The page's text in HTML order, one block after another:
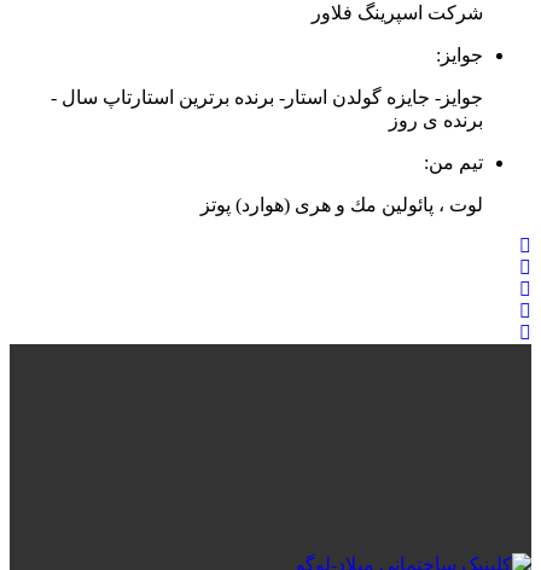
شرکت اسپرینگ فلاور
جوایز:
جوایز- جایزه گولدن استار- برنده برترین استارتاپ سال -
برنده ی روز
تیم من:
لوت ، پائولین مك و هری (هوارد) پوتز